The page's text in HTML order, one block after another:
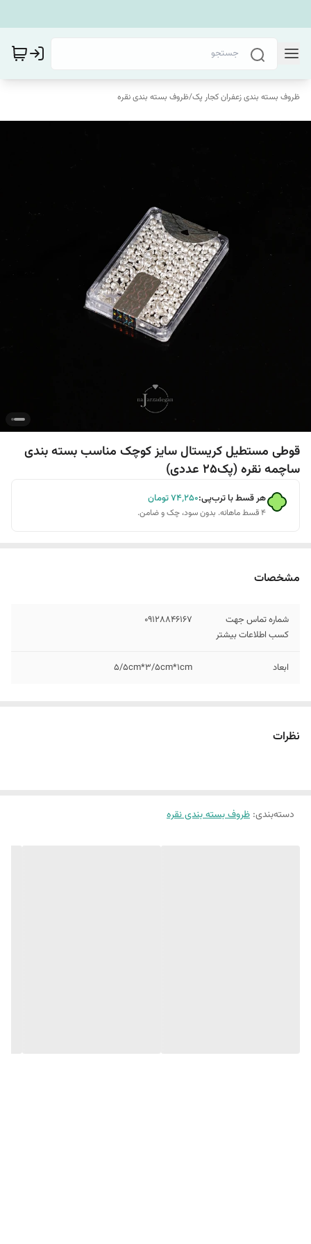
ظروف بسته بندی زعفران کجار پک/ظروف بسته بندی نقره
قوطی مستطیل کریستال سایز کوچک مناسب بسته بندی
ساچمه نقره (پک25 عددی)
هر قسط با ترب‌پی:۷۴٬۲۵۰تومان
۴ قسط ماهانه. بدون سود، چک و ضامن.
مشخصات
شماره تماس جهت
کسب اطلاعات بیشتر
09128846167
ابعاد 5/5cm*3/5cm*1cm
نظرات
دسته‌بندی: ظروف بسته بندی نقره